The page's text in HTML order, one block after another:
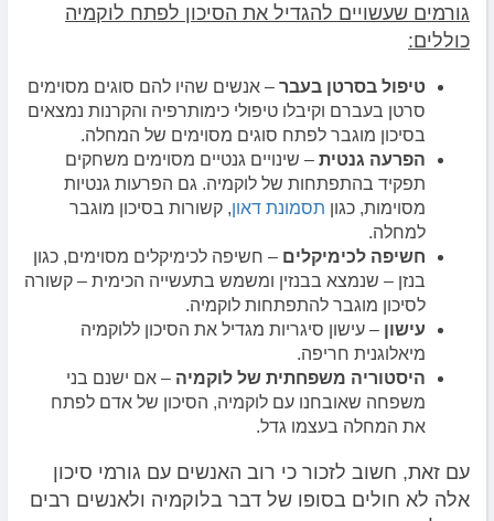
גורמים שעשויים להגדיל את הסיכון לפתח לוקמיה
כוללים:
טיפול בסרטן בעבר – אנשים שהיו להם סוגים מסוימים
סרטן בעברם וקיבלו טיפולי כימותרפיה והקרנות נמצאים
בסיכון מוגבר לפתח סוגים מסוימים של המחלה.
הפרעה גנטית – שינויים גנטיים מסוימים משחקים
תפקיד בהתפתחות של לוקמיה. גם הפרעות גנטיות
מסוימות, כגון תסמונת דאון, קשורות בסיכון מוגבר
למחלה.
חשיפה לכימיקלים – חשיפה לכימיקלים מסוימים, כגון
בנזן – שנמצא בבנזין ומשמש בתעשייה הכימית – קשורה
לסיכון מוגבר להתפתחות לוקמיה.
עישון – עישון סיגריות מגדיל את הסיכון ללוקמיה
מיאלוגנית חריפה.
היסטוריה משפחתית של לוקמיה – אם ישנם בני
משפחה שאובחנו עם לוקמיה, הסיכון של אדם לפתח
את המחלה בעצמו גדל.
עם זאת, חשוב לזכור כי רוב האנשים עם גורמי סיכון
אלה לא חולים בסופו של דבר בלוקמיה ולאנשים רבים